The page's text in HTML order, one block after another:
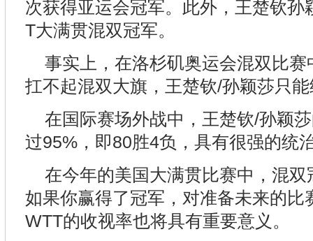
次获得亚运会冠军。此外，王楚钦孙
T大满贯混双冠军。
事实上，在洛杉矶奥运会混双比
扛不起混双大旗，王楚钦/孙颖莎只
在国际赛场外战中，王楚钦/孙颖
过95%，即80胜4负，具有很强的统
在今年的美国大满贯比赛中，混
如果你赢得了冠军，对准备未来的比
WTT的收视率也将具有重要意义。